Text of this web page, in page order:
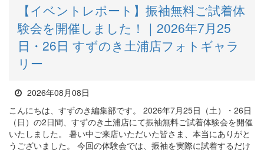
【イベントレポート】振袖無料ご試着体
験会を開催しました！｜2026年7月25
日・26日 すずのき土浦店フォトギャラ
リー
2026年08月08日
こんにちは、すずのき編集部です。 2026年7月25日（土）・26日
（日）の2日間、すずのき土浦店にて振袖無料ご試着体験会を開催
いたしました。 暑い中ご来店いただいた皆さま、本当にありがと
うございました。 今回の体験会では、振袖を実際に試着するだけ